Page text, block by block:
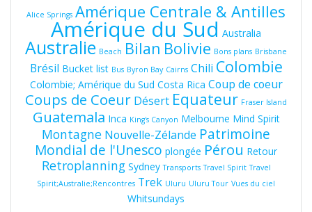
Alice Springs Amérique Centrale & Antilles
Amérique du Sud Australia
Australie Beach Bilan Bolivie Bons plans Brisbane
Brésil Bucket list Bus Byron Bay Cairns Chili Colombie
Colombie; Amérique du Sud Costa Rica Coup de coeur
Coups de Coeur Désert Equateur Fraser Island
Guatemala Inca King's Canyon Melbourne Mind Spirit
Montagne Nouvelle-Zélande Patrimoine
Mondial de l'Unesco plongée Pérou Retour
Retroplanning Sydney Transports Travel Spirit Travel
Spirit;Australie;Rencontres Trek Uluru Uluru Tour Vues du ciel
Whitsundays